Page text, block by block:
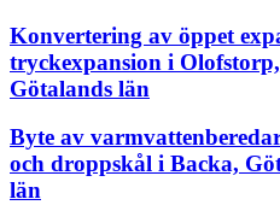
Konvertering av öppet
tryckexpansion i
Götalands län
Byte av
och droppskål i Backa,
län